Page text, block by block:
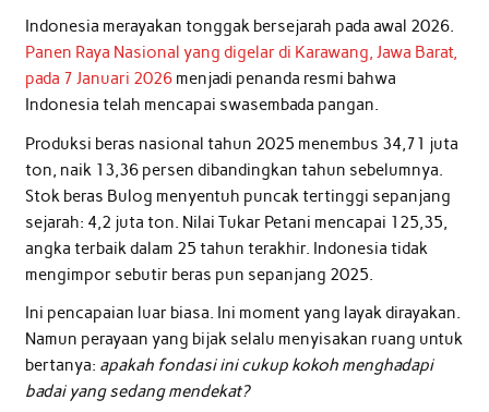
Indonesia merayakan tonggak bersejarah pada awal 2026.
Panen Raya Nasional yang digelar di Karawang, Jawa Barat,
pada 7 Januari 2026menjadi penanda resmi bahwa
Indonesia telah mencapai swasembada pangan.
Produksi beras nasional tahun 2025 menembus 34,71 juta
ton, naik 13,36 persen dibandingkan tahun sebelumnya.
Stok beras Bulog menyentuh puncak tertinggi sepanjang
sejarah: 4,2 juta ton. Nilai Tukar Petani mencapai 125,35,
angka terbaik dalam 25 tahun terakhir. Indonesia tidak
mengimpor sebutir beras pun sepanjang 2025.
Ini pencapaian luar biasa. Ini moment yang layak dirayakan.
Namun perayaan yang bijak selalu menyisakan ruang untuk
bertanya: apakah fondasi ini cukup kokoh menghadapi
badai yang sedang mendekat?